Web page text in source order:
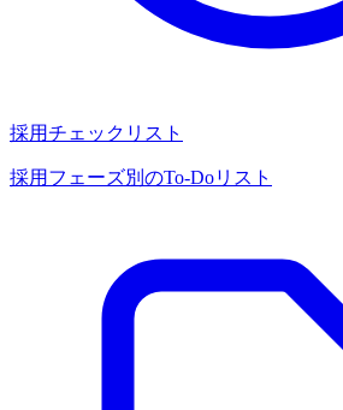
採用チェックリスト
採用フェーズ別のTo-Doリスト